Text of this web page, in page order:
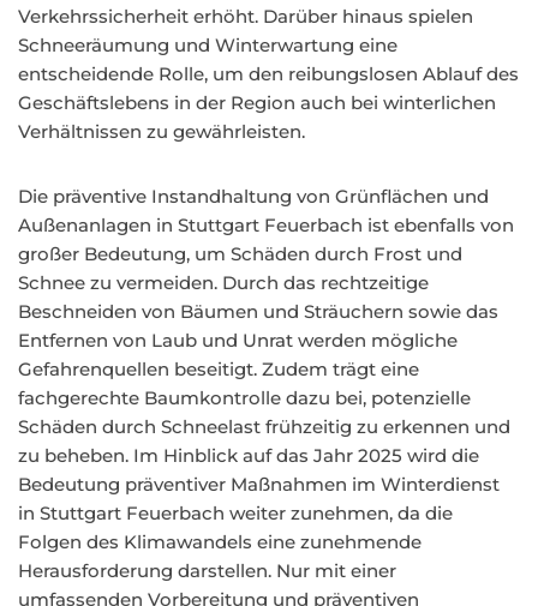
Verkehrssicherheit erhöht. Darüber hinaus spielen
Schneeräumung und Winterwartung eine
entscheidende Rolle, um den reibungslosen Ablauf des
Geschäftslebens in der Region auch bei winterlichen
Verhältnissen zu gewährleisten.
Die präventive Instandhaltung von Grünflächen und
Außenanlagen in Stuttgart Feuerbach ist ebenfalls von
großer Bedeutung, um Schäden durch Frost und
Schnee zu vermeiden. Durch das rechtzeitige
Beschneiden von Bäumen und Sträuchern sowie das
Entfernen von Laub und Unrat werden mögliche
Gefahrenquellen beseitigt. Zudem trägt eine
fachgerechte Baumkontrolle dazu bei, potenzielle
Schäden durch Schneelast frühzeitig zu erkennen und
zu beheben. Im Hinblick auf das Jahr 2025 wird die
Bedeutung präventiver Maßnahmen im Winterdienst
in Stuttgart Feuerbach weiter zunehmen, da die
Folgen des Klimawandels eine zunehmende
Herausforderung darstellen. Nur mit einer
umfassenden Vorbereitung und präventiven